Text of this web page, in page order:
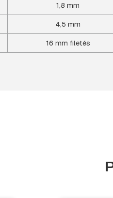
1,8 mm
4,5 mm
16 mm filetés